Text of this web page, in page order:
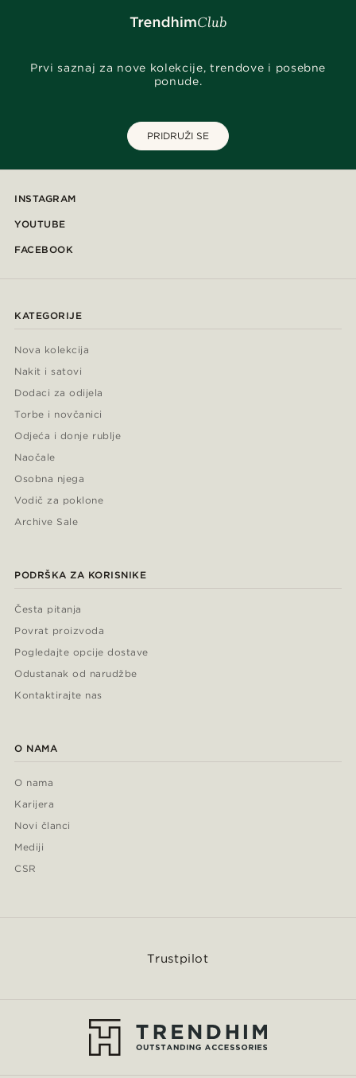
Prvi saznaj za nove kolekcije, trendove i posebne
ponude.
PRIDRUŽI SE
INSTAGRAM
YOUTUBE
FACEBOOK
KATEGORIJE
Nova kolekcija
Nakit i satovi
Dodaci za odijela
Torbe i novčanici
Odjeća i donje rublje
Naočale
Osobna njega
Vodič za poklone
Archive Sale
PODRŠKA ZA KORISNIKE
Česta pitanja
Povrat proizvoda
Pogledajte opcije dostave
Odustanak od narudžbe
Kontaktirajte nas
O NAMA
O nama
Karijera
Novi članci
Mediji
CSR
Trustpilot